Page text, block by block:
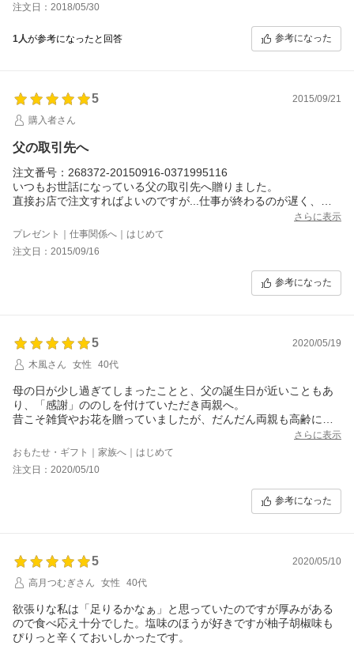
注文日：2018/05/30
1人が参考になったと回答 参考になった
5
2015/09/21
購入者さん
父の取引先へ
注文番号：268372-20150916-0371995116
いつもお世話になっている父の取引先へ贈りました。
直接お店で注文すればよいのですが...仕事が終わるのが遅く、し
ばらくお休みもとれないので、楽天市場に出店なさっており助か
りました。
先方からも感謝の連絡をいただき、ありがとうございます。
さらに表示
プレゼント｜仕事関係へ｜はじめて
注文日：2015/09/16
参考になった
5
2020/05/19
木風さん
女性 40代
母の日が少し過ぎてしまったことと、父の誕生日が近いこともあ
り、「感謝」ののしを付けていただき両親へ。
昔こそ雑貨やお花を贈っていましたが、だんだん両親も高齢にな
っていくと、両親にはおいしいものを食べてもらいたい。と思う
ようになってきまして、色々検討した結果、こちらを選びまし
3日ほどで届けていただきました。
冷凍だから秋ごろまで持つんだって！と嬉しそうでした。ありが
さらに表示
おもたせ・ギフト｜家族へ｜はじめて
注文日：2020/05/10
参考になった
5
2020/05/10
高月つむぎさん
女性 40代
欲張りな私は「足りるかなぁ」と思っていたのですが厚みがある
ので食べ応え十分でした。塩味のほうが好きですが柚子胡椒味も
ぴりっと辛くておいしかったです。